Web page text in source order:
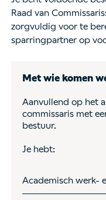
Raad van
zorgvuldig voor te
sparringpartner op
Met wie komen
Aanvullend op het
commissaris met
bestuur.
Je hebt:
Academisch werk-